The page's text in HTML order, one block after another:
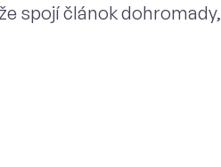
spojí článok dohromady,